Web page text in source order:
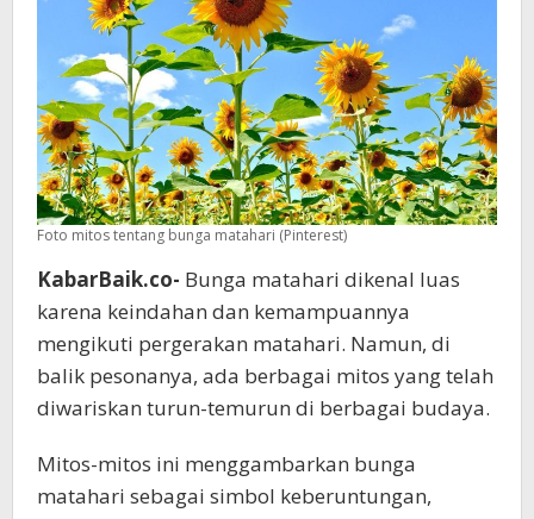
Foto mitos tentang bunga matahari (Pinterest)
KabarBaik.co- Bunga matahari dikenal luas
karena keindahan dan kemampuannya
mengikuti pergerakan matahari. Namun, di
balik pesonanya, ada berbagai mitos yang telah
diwariskan turun-temurun di berbagai budaya.
Mitos-mitos ini menggambarkan bunga
matahari sebagai simbol keberuntungan,